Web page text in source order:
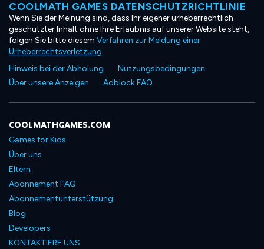
COOLMATH GAMES DATENSCHUTZRICHTLINIE
Wenn Sie der Meinung sind, dass Ihr eigener urheberrechtlich
geschützter Inhalt ohne Ihre Erlaubnis auf unserer Website steht,
folgen Sie bitte diesem Verfahren zur Meldung einer
Urheberrechtsverletzung.
Hinweis bei der Abholung
Nutzungsbedingungen
Über unsere Anzeigen
Adblock FAQ
COOLMATHGAMES.COM
Games for Kids
Über uns
Eltern
Abonnement FAQ
Abonnementunterstützung
Blog
Developers
KONTAKTIERE UNS